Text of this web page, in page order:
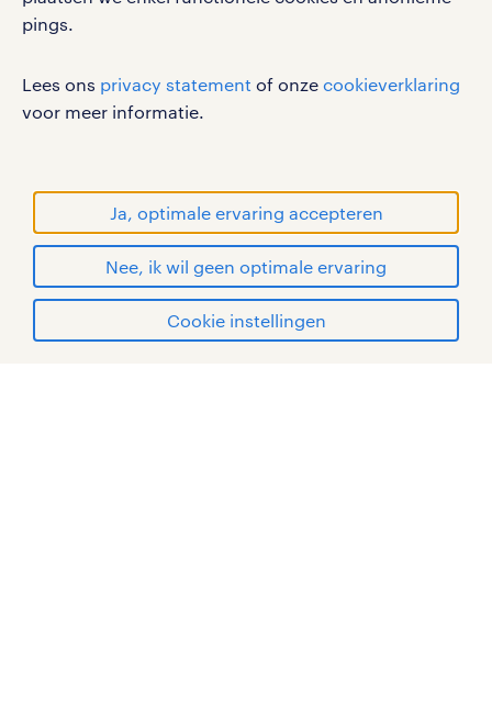
pings.
Lees ons privacy statement of onze cookieverklaring
voor meer informatie.
Ja, optimale ervaring accepteren
Nee, ik wil geen optimale ervaring
Cookie instellingen
techniek vacatures in Sittard
cookies
handelsmerken van Randstad N.V.
© Randstad 2026